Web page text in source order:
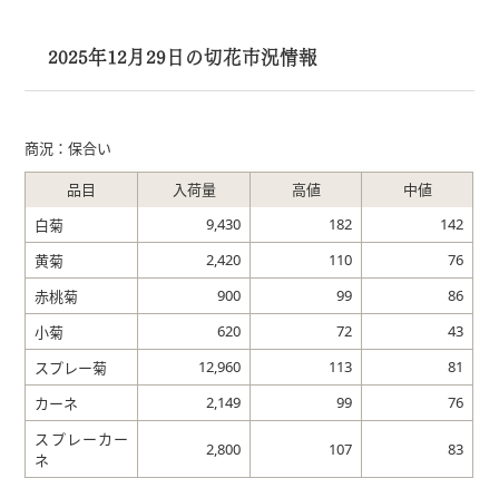
2025年12月29日の切花市況情報
商況：保合い
品目 入荷量 高値
中値
白菊
9,430 182
142
黄菊
2,420 110
76
赤桃菊
900 99
86
小菊
620 72
43
スプレー菊
12,960 113
81
カーネ
2,149 99
76
スプレーカー
ネ
2,800 107 83